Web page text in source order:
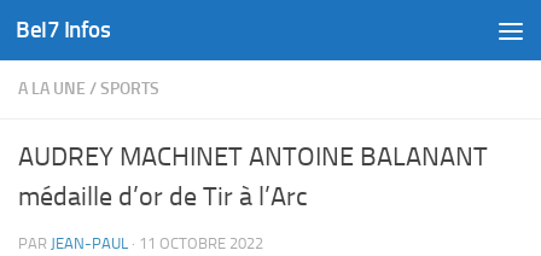
Skip to content
Bel7 Infos
A LA UNE /SPORTS
AUDREY MACHINET ANTOINE BALANANT
médaille d’or de Tir à l’Arc
PAR JEAN-PAUL · 11 OCTOBRE 2022